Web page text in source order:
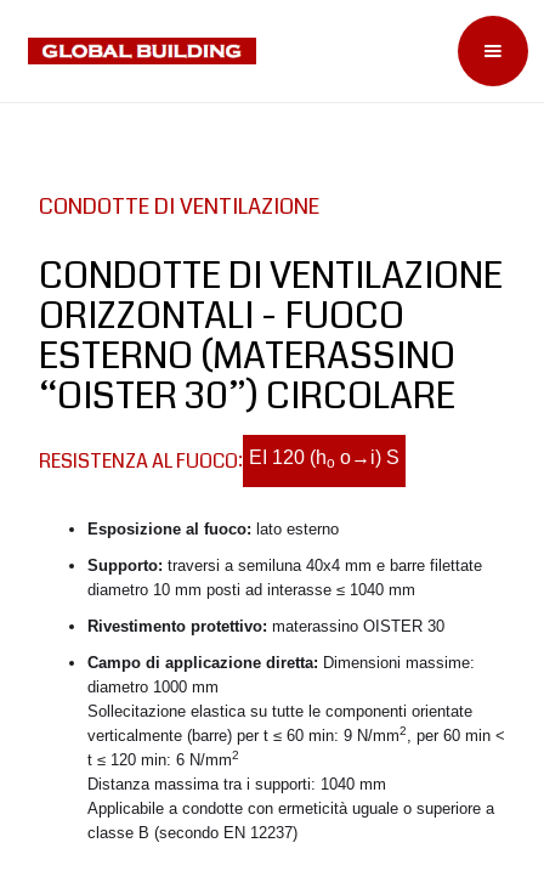
CONDOTTE DI VENTILAZIONE
CONDOTTE DI VENTILAZIONE
ORIZZONTALI - FUOCO
ESTERNO (MATERASSINO
“OISTER 30”) CIRCOLARE
RESISTENZA AL FUOCO: EI 120 (ho o→i) S
Esposizione al fuoco: lato esterno
Supporto: traversi a semiluna 40x4 mm e barre filettate
diametro 10 mm posti ad interasse ≤ 1040 mm
Rivestimento protettivo: materassino OISTER 30
Campo di applicazione diretta: Dimensioni massime:
diametro 1000 mm
Sollecitazione elastica su tutte le componenti orientate
verticalmente (barre) per t ≤ 60 min: 9 N/mm2, per 60 min <
t ≤ 120 min: 6 N/mm2
Distanza massima tra i supporti: 1040 mm
Applicabile a condotte con ermeticità uguale o superiore a
classe B (secondo EN 12237)